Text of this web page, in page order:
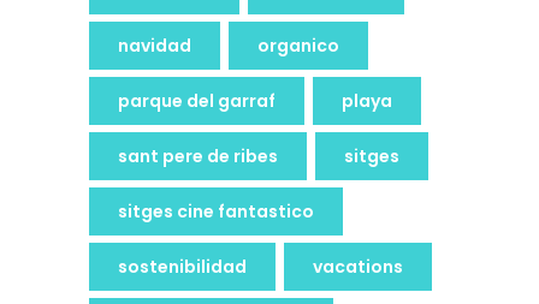
navidad organico
parque del garraf playa
sant pere de ribes sitges
sitges cine fantastico
sostenibilidad vacations